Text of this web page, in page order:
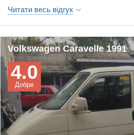
по городу 18-20 куб.метана, по
Разогнать авто тяжело, темболее
что трактор. Коробка
плохо, пятую она просит при
остальным вопросам авто не
данный двигатель здесь ни к
Читати весь відгук
Volkswagen Caravelle 1991
Добре
4.0